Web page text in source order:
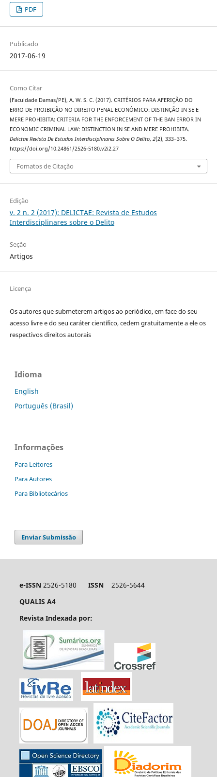
PDF
Publicado
2017-06-19
Como Citar
(Faculdade Damas/PE), A. W. S. C. (2017). CRITÉRIOS PARA AFERIÇÃO DO
ERRO DE PROIBIÇÃO NO DIREITO PENAL ECONÔMICO: DISTINÇÃO IN SE E
MERE PROHIBITA: CRITERIA FOR THE ENFORCEMENT OF THE BAN ERROR IN
ECONOMIC CRIMINAL LAW: DISTINCTION IN SE AND MERE PROHIBITA.
Delictae Revista De Estudos Interdisciplinares Sobre O Delito, 2(2), 333–375.
https://doi.org/10.24861/2526-5180.v2i2.27
Fomatos de Citação
Edição
v. 2 n. 2 (2017): DELICTAE: Revista de Estudos
Interdisciplinares sobre o Delito
Seção
Artigos
Licença
Os autores que submeterem artigos ao periódico, em face do seu
acesso livre e do seu caráter científico, cedem gratuitamente a ele os
respectivos direitos autorais
Idioma
English
Português (Brasil)
Informações
Para Leitores
Para Autores
Para Bibliotecários
Enviar Submissão
e-ISSN2526-5180 ISSN
2526-5644
QUALIS A4
Revista Indexada por: